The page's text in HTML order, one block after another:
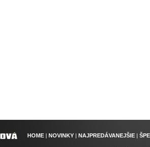
HOME | NOVINKY | NAJPREDÁVANEJŠIE |